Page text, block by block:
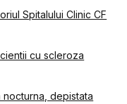
Spitalului Clinic CF
cu scleroza
nocturna, depistata